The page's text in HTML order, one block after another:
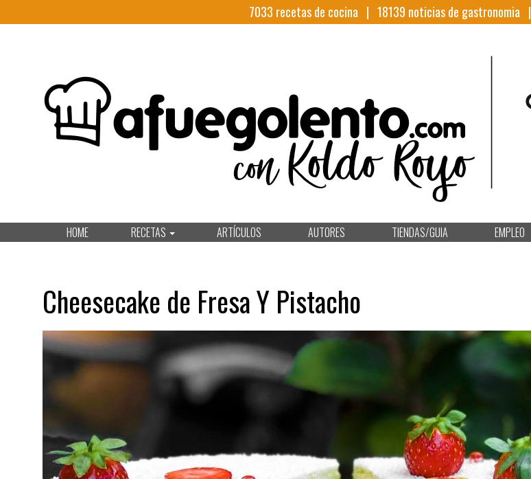
7033 recetas de cocina | 18139 noticias de gastronomia |
HOME RECETAS ARTÍCULOS AUTORES TIENDAS/GUIA EMPLEO
Cheesecake de Fresa Y Pistacho